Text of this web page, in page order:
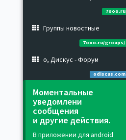
7ooo.ru
Группы новостные
7ooo.ru/groups/
о, Дискус - Форум
odiscus.com
Моментальные
уведомлени
сообщения
и другие действия.
В приложении для android